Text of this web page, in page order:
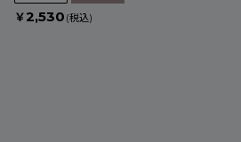
￥ 2,530 (税込)